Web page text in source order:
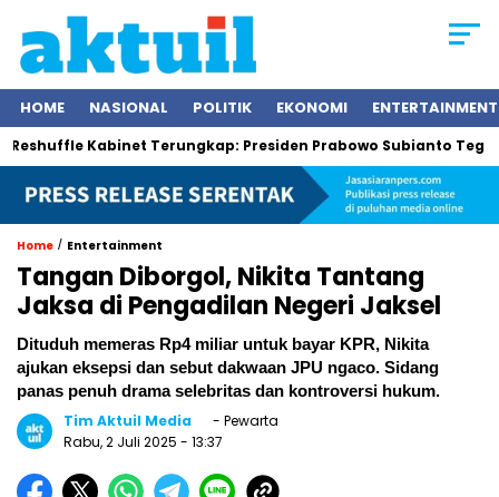
HOME NASIONAL POLITIK EKONOMI ENTERTAINMENT
Terungkap: Presiden Prabowo Subianto Tegaskan
Home / Entertainment
Tangan Diborgol, Nikita Tantang
Jaksa di Pengadilan Negeri Jaksel
Dituduh memeras Rp4 miliar untuk bayar KPR, Nikita
ajukan eksepsi dan sebut dakwaan JPU ngaco. Sidang
panas penuh drama selebritas dan kontroversi hukum.
Tim Aktuil Media
- Pewarta
Rabu, 2 Juli 2025 - 13:37